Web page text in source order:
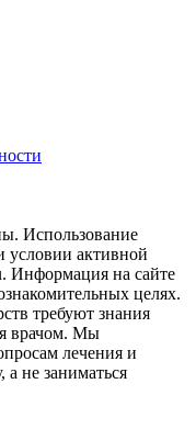
Использование
условии активной
Информация на сайте
целях.
требуют знания
врачом. Мы
лечения и
а не заниматься